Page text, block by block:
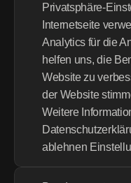
Privatsphäre-
Internetseite
Analytics für die
helfen uns, die
Website zu
der Website
Weitere
ablehnen